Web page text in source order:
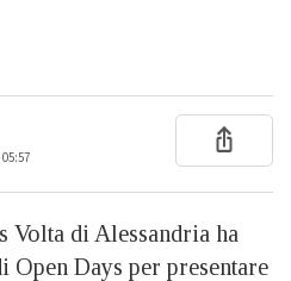
Volta di Alessandria ha
Open Days per presentare